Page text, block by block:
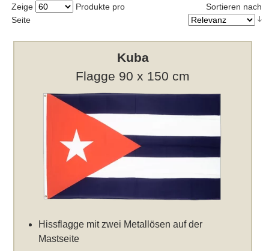
Zeige
Produkte pro
Seite
Sortieren nach
Kuba
Flagge 90 x 150 cm
Hissflagge mit zwei Metallösen auf der
Mastseite